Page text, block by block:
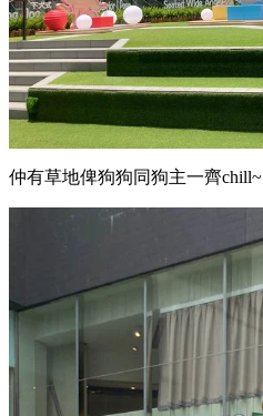
仲有草地俾狗狗同狗主一齊chill~